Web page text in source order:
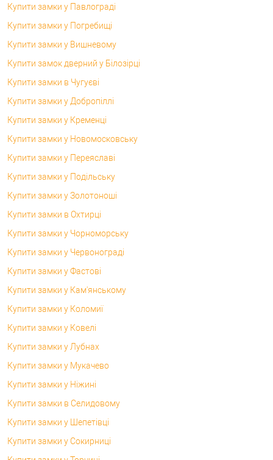
Купити замки у Павлограді
Купити замки у Погребищі
Купити замки у Вишневому
Купити замок дверний у Білозірці
Купити замки в Чугуєві
Купити замки у Добропіллі
Купити замки у Кременці
Купити замки у Новомосковську
Купити замки у Переяславі
Купити замки у Подільську
Купити замки у Золотоноші
Купити замки в Охтирці
Купити замки у Чорноморську
Купити замки у Червонограді
Купити замки у Фастові
Купити замки у Кам'янському
Купити замки у Коломиї
Купити замки у Ковелі
Купити замки у Лубнах
Купити замки у Мукачево
Купити замки у Ніжині
Купити замки в Селидовому
Купити замки у Шепетівці
Купити замки у Сокирниці